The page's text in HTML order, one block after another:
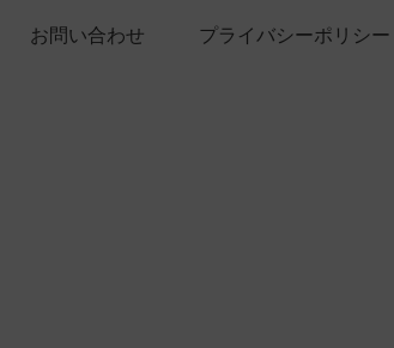
お問い合わせ プライバシーポリシー